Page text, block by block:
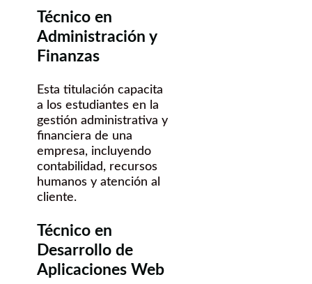
Técnico en
Administración y
Finanzas
Esta titulación capacita
a los estudiantes en la
gestión administrativa y
financiera de una
empresa, incluyendo
contabilidad, recursos
humanos y atención al
cliente.
Técnico en
Desarrollo de
Aplicaciones Web